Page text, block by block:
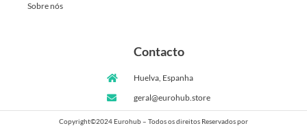
Sobre nós
Contacto
Huelva, Espanha
geral@eurohub.store
Copyright©2024 Eurohub – Todos os direitos Reservados por